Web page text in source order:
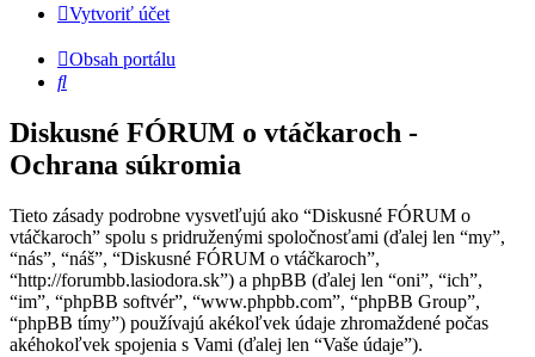
Vytvoriť účet
Obsah portálu
Hľadať
Diskusné FÓRUM o vtáčkaroch -
Ochrana súkromia
Tieto zásady podrobne vysvetľujú ako “Diskusné FÓRUM o
vtáčkaroch” spolu s pridruženými spoločnosťami (ďalej len “my”,
“nás”, “náš”, “Diskusné FÓRUM o vtáčkaroch”,
“http://forumbb.lasiodora.sk”) a phpBB (ďalej len “oni”, “ich”,
“im”, “phpBB softvér”, “www.phpbb.com”, “phpBB Group”,
“phpBB tímy”) používajú akékoľvek údaje zhromaždené počas
akéhokoľvek spojenia s Vami (ďalej len “Vaše údaje”).